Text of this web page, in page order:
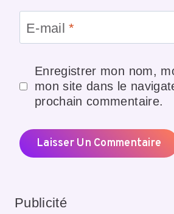
E-mail*
Enregistrer mon nom,
mon site dans le
prochain commentaire.
Publicité